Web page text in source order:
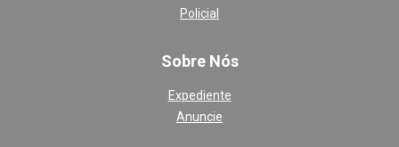
Policial
Sobre Nós
Expediente
Anuncie